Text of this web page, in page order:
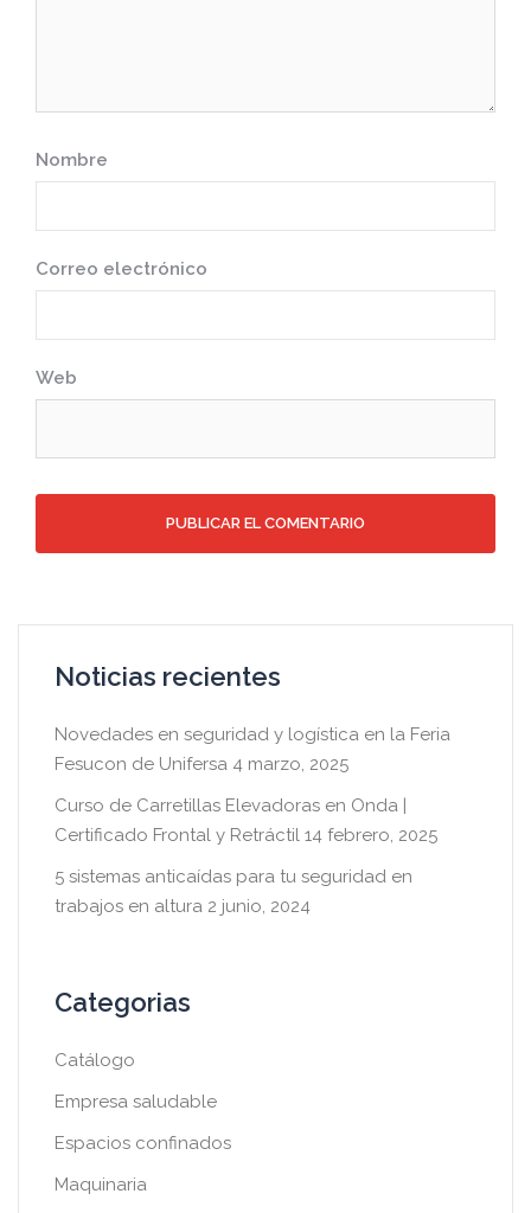
Nombre
Correo electrónico
Web
Noticias recientes
Novedades en seguridad y logística en la Feria
Fesucon de Unifersa 4 marzo, 2025
Curso de Carretillas Elevadoras en Onda |
Certificado Frontal y Retráctil 14 febrero, 2025
5 sistemas anticaídas para tu seguridad en
trabajos en altura 2 junio, 2024
Categorias
Catálogo
Empresa saludable
Espacios confinados
Maquinaria